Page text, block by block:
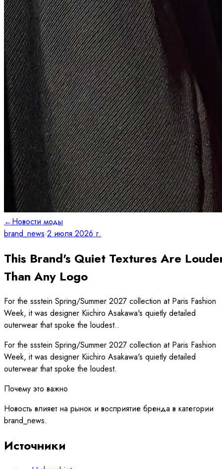
←Новости моды
brand_news·2 июля 2026 г.
This Brand's Quiet Textures Are
Than Any Logo
For the ssstein Spring/Summer 2027 collection at Paris Fashion
Week, it was designer Kiichiro Asakawa's quietly detailed
outerwear that spoke the loudest..
For the ssstein Spring/Summer 2027 collection at Paris Fashion
Week, it was designer Kiichiro Asakawa's quietly detailed
outerwear that spoke the loudest.
Почему это важно
Новость влияет на рынок и восприятие бренда в категории
brand_news.
Источники